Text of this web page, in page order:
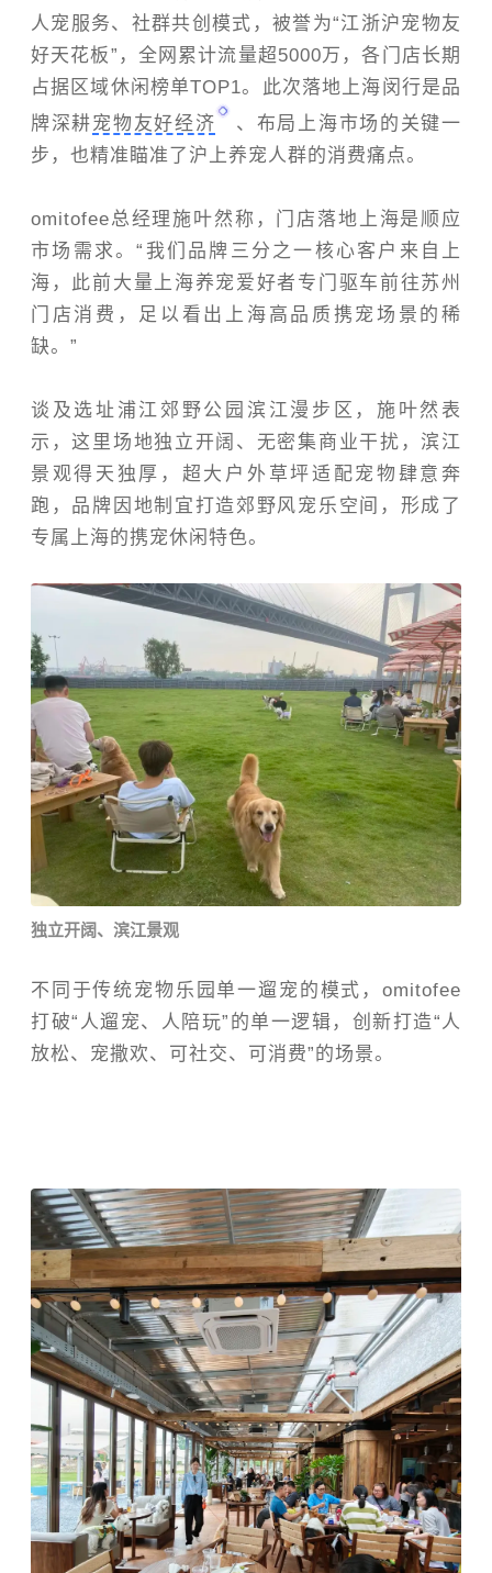
人宠服务、社群共创模式，被誉为“江浙沪宠物友
好天花板”，全网累计流量超5000万，各门店长期
占据区域休闲榜单TOP1。此次落地上海闵行是品
牌深耕宠物友好经济
、布局上海市场的关键一
步，也精准瞄准了沪上养宠人群的消费痛点。
omitofee总经理施叶然称，门店落地上海是顺应
市场需求。“我们品牌三分之一核心客户来自上
海，此前大量上海养宠爱好者专门驱车前往苏州
门店消费，足以看出上海高品质携宠场景的稀
缺。”
谈及选址浦江郊野公园滨江漫步区，施叶然表
示，这里场地独立开阔、无密集商业干扰，滨江
景观得天独厚，超大户外草坪适配宠物肆意奔
跑，品牌因地制宜打造郊野风宠乐空间，形成了
专属上海的携宠休闲特色。
独立开阔、滨江景观
不同于传统宠物乐园单一遛宠的模式，omitofee
打破“人遛宠、人陪玩”的单一逻辑，创新打造“人
放松、宠撒欢、可社交、可消费”的场景。